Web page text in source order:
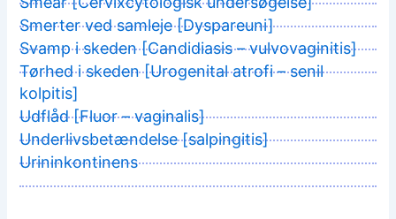
Smerter ved samleje [Dyspareuni]
Svamp i skeden [Candidiasis – vulvovaginitis]
Tørhed i skeden [Urogenital atrofi – senil
kolpitis]
Udflåd [Fluor – vaginalis]
Underlivsbetændelse [salpingitis]
Urininkontinens